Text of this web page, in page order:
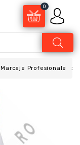
0
Profesionale